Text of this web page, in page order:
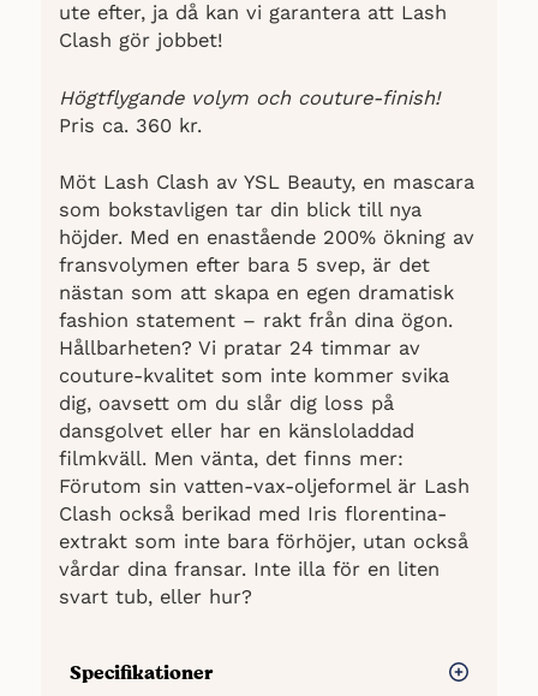
ute efter, ja då kan vi garantera att Lash
Clash gör jobbet!
Högtflygande volym och couture-finish!
Pris ca. 360 kr.
Möt Lash Clash av YSL Beauty, en mascara
som bokstavligen tar din blick till nya
höjder. Med en enastående 200% ökning av
fransvolymen efter bara 5 svep, är det
nästan som att skapa en egen dramatisk
fashion statement – rakt från dina ögon.
Hållbarheten? Vi pratar 24 timmar av
couture-kvalitet som inte kommer svika
dig, oavsett om du slår dig loss på
dansgolvet eller har en känsloladdad
filmkväll. Men vänta, det finns mer:
Förutom sin vatten-vax-oljeformel är Lash
Clash också berikad med Iris florentina-
extrakt som inte bara förhöjer, utan också
vårdar dina fransar. Inte illa för en liten
svart tub, eller hur?
Specifikationer